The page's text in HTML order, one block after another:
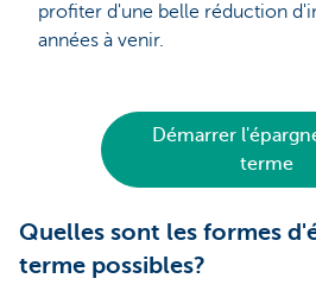
profiter d'une belle réduction
années à venir.
Démarrer
terme
Quelles sont les formes
terme possibles?